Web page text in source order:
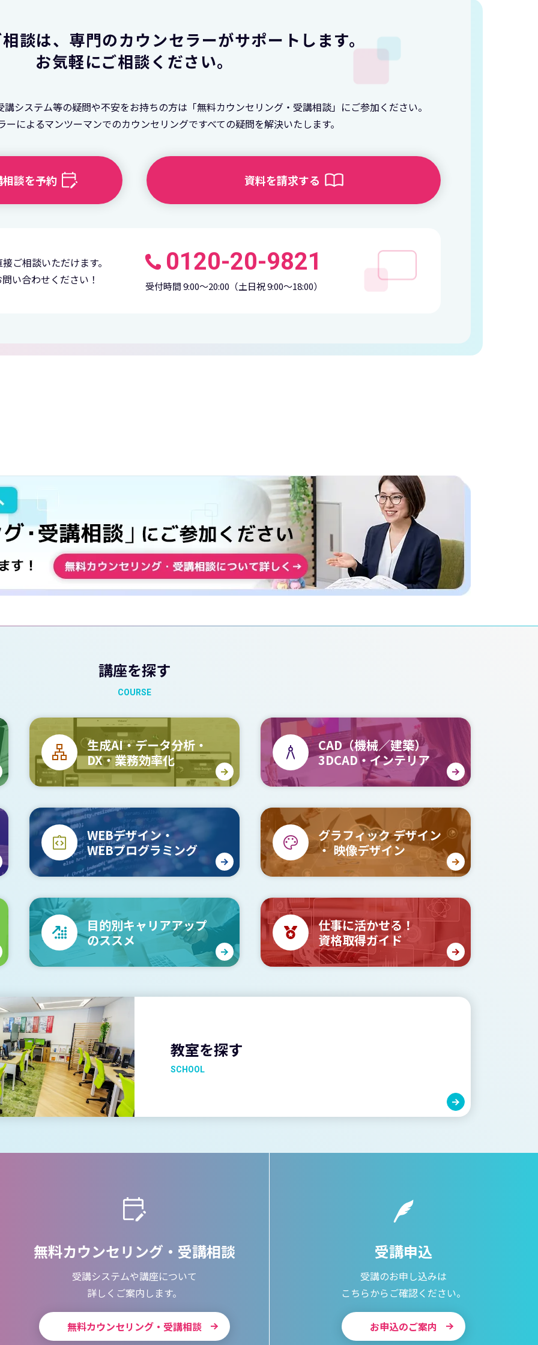
談は、 専門のカウンセラーがサポートします。
お気軽にご相談ください。
システム等の疑問や不安をお持ちの方は「無料カウンセリング・受講相談」にご参加ください。
ーによるマンツーマンでのカウンセリングですべての疑問を解決いたします。
談を予約 資料を請求する
ご相談いただけます。
い合わせください！
0120-20-9821
受付時間 9:00〜20:00 （土日祝 9:00〜18:00）
講座を探す
COURSE
生成AI・データ分析・
DX・業務効率化
CAD（機械／建築）
3DCAD・インテリア
WEBデザイン・
WEBプログラミング
グラフィックデザイン
・ 映像デザイン
目的別キャリアアップ
のススメ
仕事に活かせる！
資格取得ガイド
教室を探す
SCHOOL
無料カウンセリング・受講相談
受講システムや講座について
詳しくご案内します。
無料カウンセリング・受講相談
受講申込
受講のお申し込みは
こちらからご確認ください。
お申込のご案内